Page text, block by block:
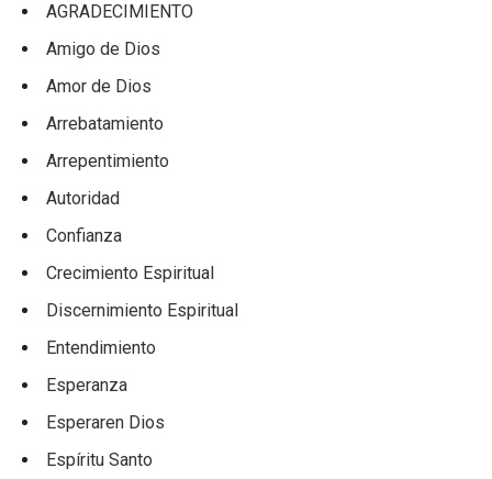
AGRADECIMIENTO
Amigo de Dios
Amor de Dios
Arrebatamiento
Arrepentimiento
Autoridad
Confianza
Crecimiento Espiritual
Discernimiento Espiritual
Entendimiento
Esperanza
Esperaren Dios
Espíritu Santo